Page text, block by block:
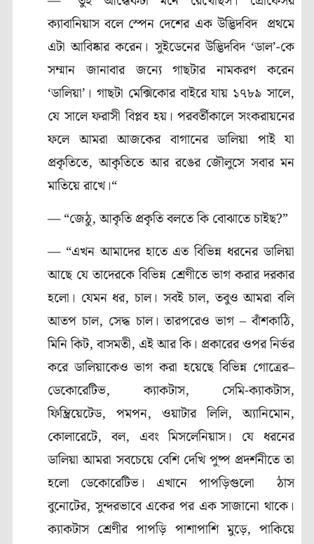
ক্যাবানিয়াস বলে স্পেন দেশের এক উদ্ভিদবিদ প্রথমে
এটা আবিষ্কার করেন। সুইডেনের উদ্ভিদবিদ ‘ডাল’-কে
সম্মান জানাবার জন্যে গাছটার নামকরণ করেন
‘ডালিয়া’। গাছটা মেক্সিকোর বাইরে যায় ১৭৮৯ সালে,
যে সালে ফরাসী বিপ্লব হয়। পরবর্তীকালে সংকরায়নের
ফলে আমরা আজকের বাগানের ডালিয়া পাই যা
প্রকৃতিতে, আকৃতিতে আর রঙের জৌলুসে সবার মন
মাতিয়ে রাখে।“
— “জেঠু, আকৃতি প্রকৃতি বলতে কি বোঝাতে চাইছ?”
— “এখন আমাদের হাতে এত বিভিন্ন ধরনের ডালিয়া
আছে যে তাদেরকে বিভিন্ন শ্রেণীতে ভাগ করার দরকার
হলো। যেমন ধর, চাল। সবই চাল, তবুও আমরা বলি
আতপ চাল, সেদ্ধ চাল। তারপরেও ভাগ – বাঁশকাঠি,
মিনি কিট, বাসমতী, এই আর কি। প্রকারের ওপর নির্ভর
করে ডালিয়াকেও ভাগ করা হয়েছে বিভিন্ন গোত্রের–
ডেকোরেটিভ, ক্যাকটাস, সেমি-ক্যাকটাস,
ফিম্ব্রিয়েটেড, পমপন, ওয়াটার লিলি, অ্যানিমোন,
কোলারেটে, বল, এবং মিসলেনিয়াস। যে ধরনের
ডালিয়া আমরা সবচেয়ে বেশি দেখি পুষ্প প্রদর্শনীতে তা
হলো ডেকোরেটিভ। এখানে পাপড়িগুলো ঠাস
বুনোটের, সুন্দরভাবে একের পর এক সাজানো থাকে।
ক্যাকটাস শ্রেণীর পাপড়ি পাশাপাশি মুড়ে, পাকিয়ে